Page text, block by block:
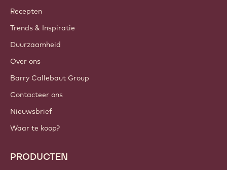
Callebaut
Recepten
Trends & Inspiratie
Duurzaamheid
Over ons
Barry Callebaut Group
Contacteer ons
Nieuwsbrief
Waar te koop?
PRODUCTEN